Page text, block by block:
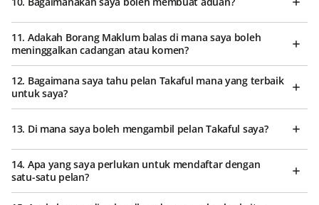
11. Adakah Borang Maklum balas di mana saya boleh
meninggalkan cadangan atau komen?
12. Bagaimana saya tahu pelan Takaful mana yang terbaik
untuk saya?
13. Di mana saya boleh mengambil pelan Takaful saya?
14. Apa yang saya perlukan untuk mendaftar dengan
satu-satu pelan?